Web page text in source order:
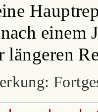
einem
längeren